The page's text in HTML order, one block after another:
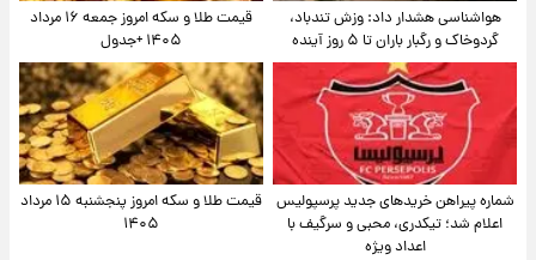
هواشناسی هشدار داد: وزش تندباد،
گردوخاک و رگبار باران تا ۵ روز آینده
قیمت طلا و سکه امروز جمعه ۱۶ مرداد
۱۴۰۵ +جدول
شماره پیراهن خریدهای جدید پرسپولیس
اعلام شد؛ تیکدری، محبی و سرگیف با
اعداد ویژه
قیمت طلا و سکه امروز پنجشنبه ۱۵ مرداد
۱۴۰۵